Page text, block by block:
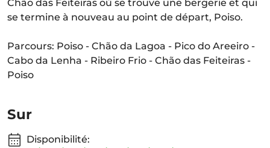
Chão das Feiteiras où se trouve une bergerie et qui
se termine à nouveau au point de départ, Poiso.
Parcours: Poiso - Chão da Lagoa - Pico do Areeiro -
Cabo da Lenha - Ribeiro Frio - Chão das Feiteiras -
Poiso
Sur
Disponibilité: